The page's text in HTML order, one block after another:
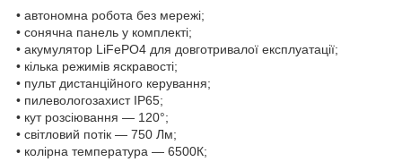
• автономна робота без мережі;
• сонячна панель у комплекті;
• акумулятор LiFePO4 для довготривалої експлуатації;
• кілька режимів яскравості;
• пульт дистанційного керування;
• пилевологозахист IP65;
• кут розсіювання — 120°;
• світловий потік — 750 Лм;
• колірна температура — 6500К;